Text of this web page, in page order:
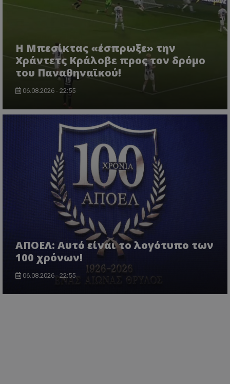
Η Μπεσίκτας «έσπρωξε» την
Χράντετς Κράλοβε προς τον δρόμο
του Παναθηναϊκού!
06.08.2026 - 22:55
ΑΠΟΕΛ: Αυτό είναι το λογότυπο των
100 χρόνων!
06.08.2026 - 22:55